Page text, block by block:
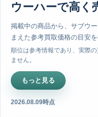
ウーハーで高く
掲載中の商品から、サブウ
まえた参考買取価格の目安を
順位は参考情報であり、実際
ません。
もっと見る
2026.08.09時点